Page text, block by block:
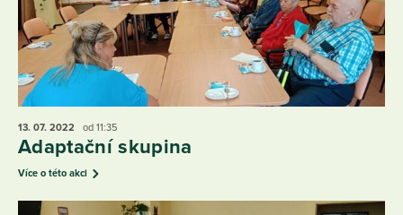
13. 07. 2022 od 11:35
Adaptační skupina
Více o této akci